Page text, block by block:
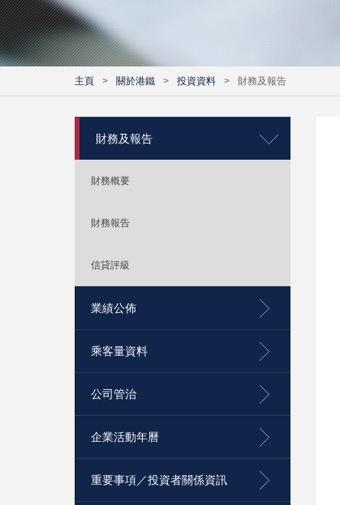
主頁 > 關於港鐵 > 投資資料 > 財務及報告
財務及報告
財務概要
財務報告
信貸評級
業績公佈
乘客量資料
公司管治
企業活動年曆
重要事項／投資者關係資訊